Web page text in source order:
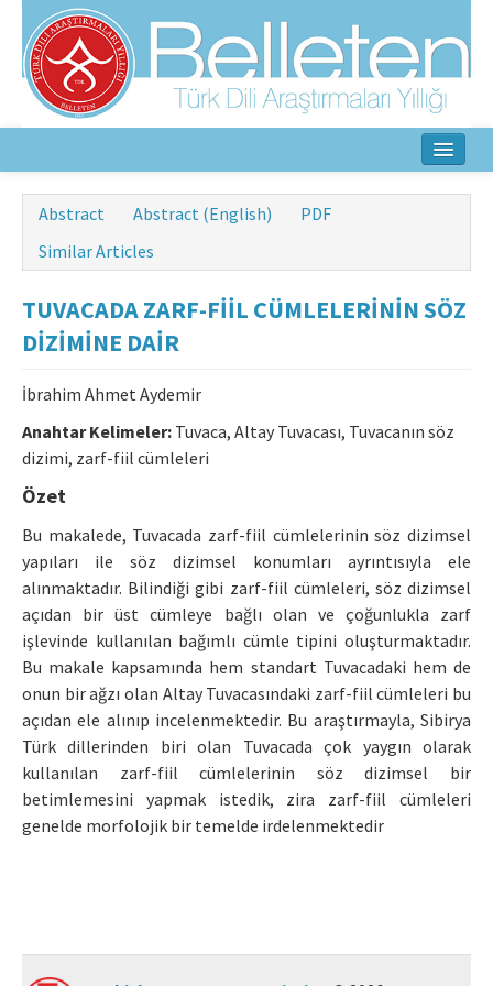
Home
Editorial Board
Ethical Principles
Manuscript Submission
ISSN: 0564-5050 · e-ISSN: 2651-5113
Abstract Abstract (English)
PDF
Similar Articles
TUVACADA ZARF-FİİL CÜMLELERİNİN SÖZ
DİZİMİNE DAİR
İbrahim Ahmet Aydemir
Anahtar Kelimeler: Tuvaca, Altay Tuvacası, Tuvacanın söz
dizimi, zarf-fiil cümleleri
Özet
Bu makalede, Tuvacada zarf-fiil cümlelerinin söz dizimsel
yapıları ile söz dizimsel konumları ayrıntısıyla ele
alınmaktadır. Bilindiği gibi zarf-fiil cümleleri, söz dizimsel
açıdan bir üst cümleye bağlı olan ve çoğunlukla zarf
işlevinde kullanılan bağımlı cümle tipini oluşturmaktadır.
Bu makale kapsamında hem standart Tuvacadaki hem de
onun bir ağzı olan Altay Tuvacasındaki zarf-fiil cümleleri bu
açıdan ele alınıp incelenmektedir. Bu araştırmayla, Sibirya
Türk dillerinden biri olan Tuvacada çok yaygın olarak
kullanılan zarf-fiil cümlelerinin söz dizimsel bir
betimlemesini yapmak istedik, zira zarf-fiil cümleleri
genelde morfolojik bir temelde irdelenmektedir